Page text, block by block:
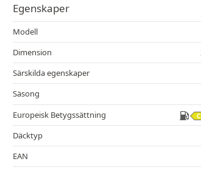
Egenskaper
Modell
Dimension
Särskilda egenskaper
Säsong
Europeisk Betygssättning
C
Däcktyp
EAN